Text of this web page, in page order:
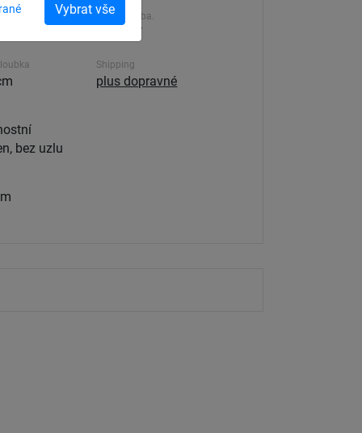
Vybrat vše
bez uzlu
Dodací doba.
5-10 dní
Shipping
plus dopravné